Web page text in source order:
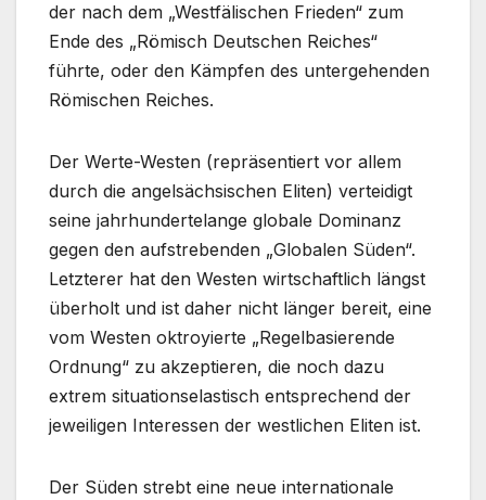
der nach dem „Westfälischen Frieden“ zum
Ende des „Römisch Deutschen Reiches“
führte, oder den Kämpfen des untergehenden
Römischen Reiches.
Der Werte-Westen (repräsentiert vor allem
durch die angelsächsischen Eliten) verteidigt
seine jahrhundertelange globale Dominanz
gegen den aufstrebenden „Globalen Süden“.
Letzterer hat den Westen wirtschaftlich längst
überholt und ist daher nicht länger bereit, eine
vom Westen oktroyierte „Regelbasierende
Ordnung“ zu akzeptieren, die noch dazu
extrem situationselastisch entsprechend der
jeweiligen Interessen der westlichen Eliten ist.
Der Süden strebt eine neue internationale